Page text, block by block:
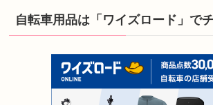
自転車用品は「ワイズロード」で